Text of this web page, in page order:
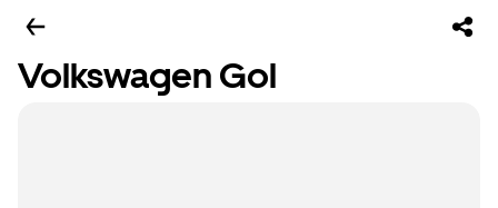
Volkswagen Gol